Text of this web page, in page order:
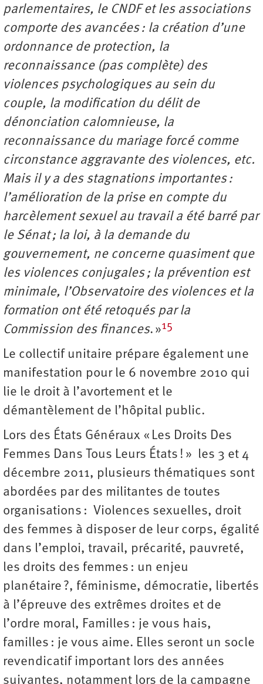
parlementaires, le CNDF et les associations
comporte des avancées : la création d’une
ordonnance de protection, la
reconnaissance (pas complète) des
violences psychologiques au sein du
couple, la modification du délit de
dénonciation calomnieuse, la
reconnaissance du mariage forcé comme
circonstance aggravante des violences, etc.
Mais il y a des stagnations importantes :
l’amélioration de la prise en compte du
harcèlement sexuel au travail a été barré par
le Sénat ; la loi, à la demande du
gouvernement, ne concerne quasiment que
les violences conjugales ; la prévention est
minimale, l’Observatoire des violences et la
formation ont été retoqués par la
Commission des finances. »15
Le collectif unitaire prépare également une
manifestation pour le 6 novembre 2010 qui
lie le droit à l’avortement et le
démantèlement de l’hôpital public.
Lors des États Généraux « Les Droits Des
Femmes Dans Tous Leurs États ! » les 3 et 4
décembre 2011, plusieurs thématiques sont
abordées par des militantes de toutes
organisations : Violences sexuelles, droit
des femmes à disposer de leur corps, égalité
dans l’emploi, travail, précarité, pauvreté,
les droits des femmes : un enjeu
planétaire ?, féminisme, démocratie, libertés
à l’épreuve des extrêmes droites et de
l’ordre moral, Familles : je vous hais,
familles : je vous aime. Elles seront un socle
revendicatif important lors des années
suivantes, notamment lors de la campagne